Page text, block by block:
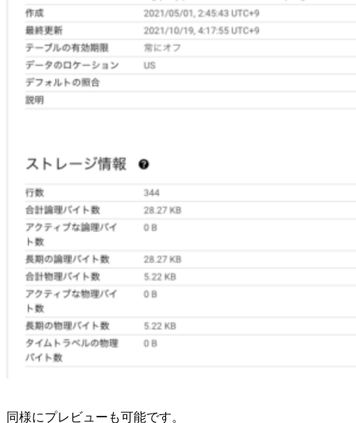
同様にプレビューも可能です。